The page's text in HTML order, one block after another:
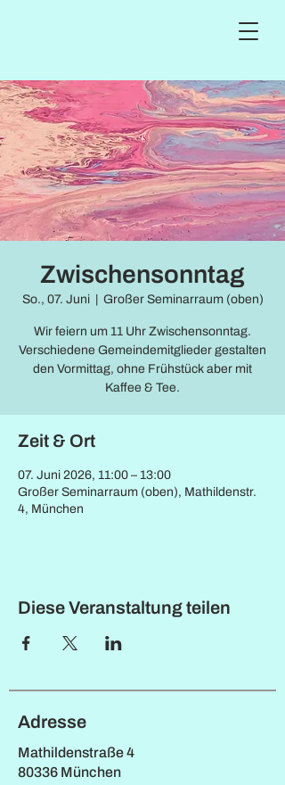
Zwischensonntag
So., 07. Juni
  |
Großer Seminarraum (oben)
Wir feiern um 11 Uhr Zwischensonntag.
Verschiedene Gemeindemitglieder gestalten
den Vormittag, ohne Frühstück aber mit
Kaffee & Tee.
Zeit & Ort
07. Juni 2026, 11:00 – 13:00
Großer Seminarraum (oben), Mathildenstr.
4, München
Diese Veranstaltung teilen
Adresse
Mathildenstraße 4
80336 München